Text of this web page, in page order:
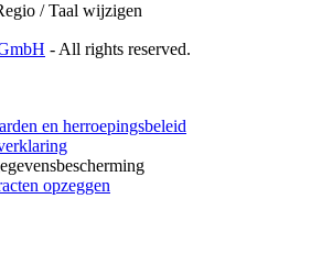
/ Taal wijzigen
- All rights reserved.
en herroepingsbeleid
opzeggen